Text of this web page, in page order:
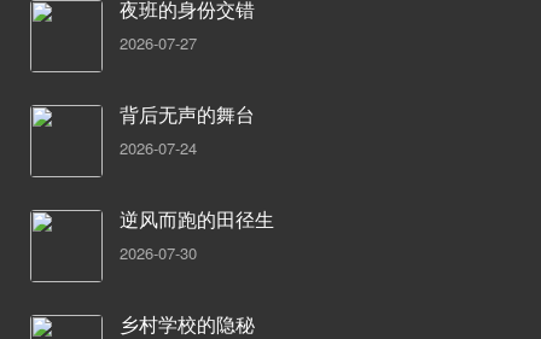
夜班的身份交错
2026-07-27
背后无声的舞台
2026-07-24
逆风而跑的田径生
2026-07-30
乡村学校的隐秘